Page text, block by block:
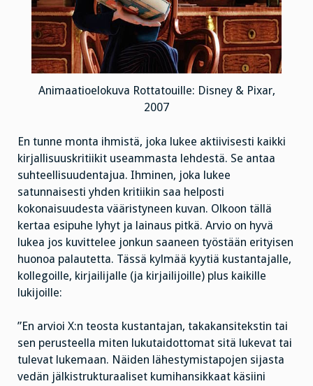
Animaatioelokuva Rottatouille: Disney & Pixar,
2007
En tunne monta ihmistä, joka lukee aktiivisesti kaikki
kirjallisuuskritiikit useammasta lehdestä. Se antaa
suhteellisuudentajua. Ihminen, joka lukee
satunnaisesti yhden kritiikin saa helposti
kokonaisuudesta vääristyneen kuvan. Olkoon tällä
kertaa esipuhe lyhyt ja lainaus pitkä. Arvio on hyvä
lukea jos kuvittelee jonkun saaneen työstään erityisen
huonoa palautetta. Tässä kylmää kyytiä kustantajalle,
kollegoille, kirjailijalle (ja kirjailijoille) plus kaikille
lukijoille:
”En arvioi X:n teosta kustantajan, takakansitekstin tai
sen perusteella miten lukutaidottomat sitä lukevat tai
tulevat lukemaan. Näiden lähestymistapojen sijasta
vedän jälkistrukturaaliset kumihansikkaat käsiini